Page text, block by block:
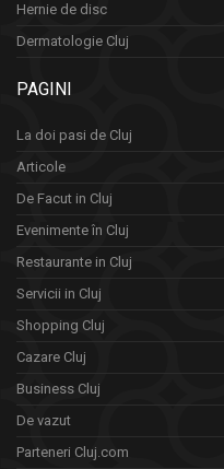
Hernie de disc
Dermatologie Cluj
PAGINI
La doi pasi de Cluj
Articole
De Facut in Cluj
Evenimente în Cluj
Restaurante in Cluj
Servicii in Cluj
Shopping Cluj
Cazare Cluj
Business Cluj
De vazut
Parteneri Cluj.com